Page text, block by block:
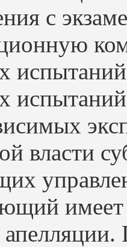
с
власти
имеет